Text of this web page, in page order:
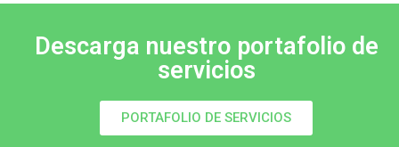
Descarga nuestro portafolio de
servicios
PORTAFOLIO DE SERVICIOS